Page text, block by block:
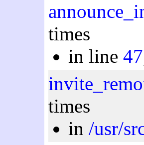
times
in line 47
times
in /usr/